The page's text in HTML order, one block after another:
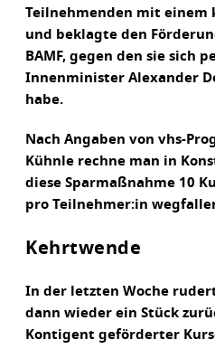
Teilnehmenden mit einem
und beklagte den
BAMF, gegen den sie sich
Innenminister Alexander
habe.
Nach Angaben von vhs-
Kühnle rechne man in
diese Sparmaßnahme 10
pro Teilnehmer:in
Kehrtwende
In der letzten Woche
dann wieder ein Stück
Kontigent geförderter